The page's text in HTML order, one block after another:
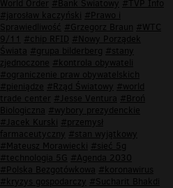
World Order #Bank Światowy #TVP Info
#jarosław kaczyński #Prawo i
Sprawiedliwość #Grzegorz Braun #WTC
9/11 #chip RFID #Nowy Porządek
Świata #grupa bilderberg #stany
zjednoczone #kontrola obywateli
#ograniczenie praw obywatelskich
#pieniądze #Rząd Światowy #world
trade center #Jesse Ventura #Broń
Biologiczna #wybory prezydenckie
#Jacek Kurski #przemysł
farmaceutyczny #stan wyjątkowy
#Mateusz Morawiecki #sieć 5g
#technologia 5G #Agenda 2030
#Polska Bezgotówkowa #koronawirus
#kryzys gospodarczy #Sucharit Bhakdi